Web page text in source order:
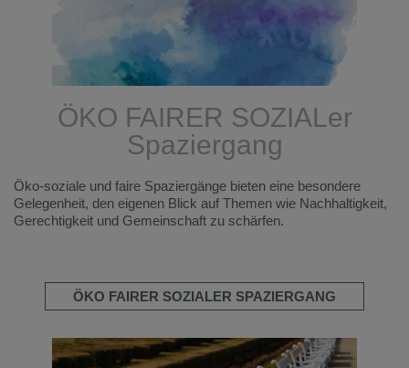
ÖKO FAIRER SOZIALer
Spaziergang
Öko-soziale und faire Spaziergänge bieten eine besondere
Gelegenheit, den eigenen Blick auf Themen wie Nachhaltigkeit,
Gerechtigkeit und Gemeinschaft zu schärfen.
ÖKO FAIRER SOZIALER SPAZIERGANG